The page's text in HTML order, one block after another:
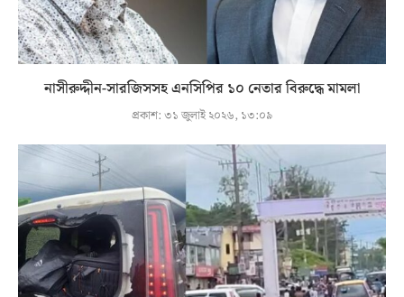
নাসীরুদ্দীন-সারজিসসহ এনসিপির ১০ নেতার বিরুদ্ধে মামলা
প্রকাশ:৩১ জুলাই ২০২৬, ১৩:০৯